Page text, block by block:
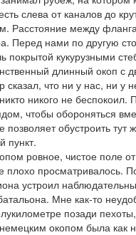
слева от каналов до
Расстояние между
Перед нами по другую
покрытой кукурузными
длинный окоп с
что ни у нас, ни у
никого не
чтобы обороняться
позволяет обустроить тут
пункт.
ровное, чистое поле
плохо просматривалось.
устроил
Мне как-то
позади
окопом была как